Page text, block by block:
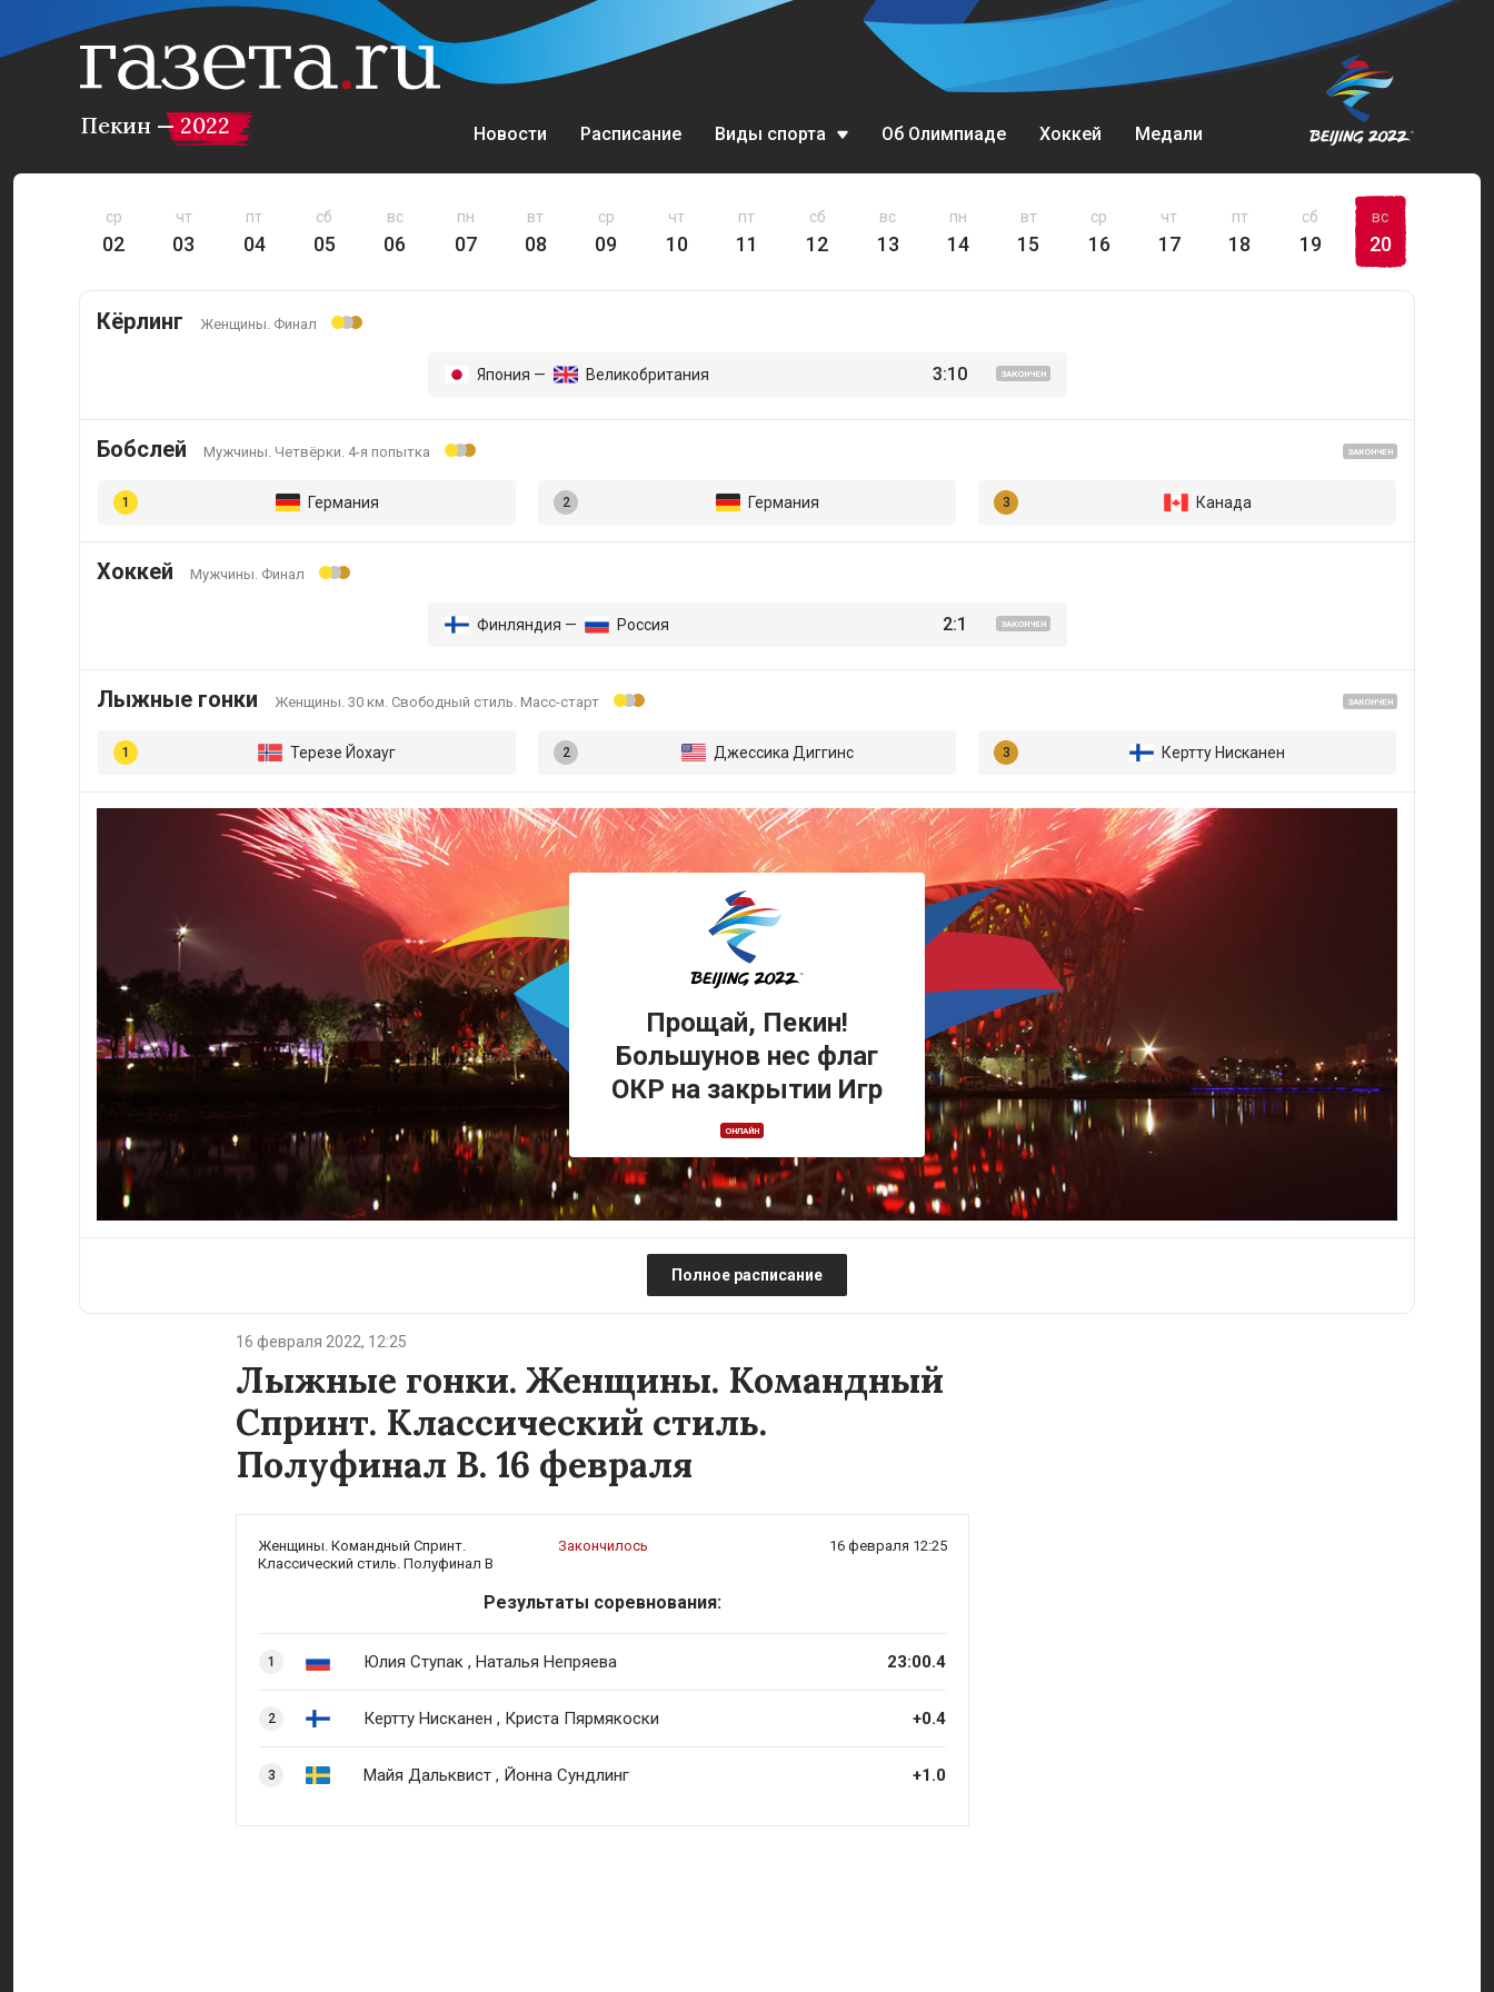
Пекин — 2022 Новости Расписание Виды спорта
Бобслей
Сноуборд
Фигурное катание
Фристайл
Хоккей
Шорт-трек
Об Олимпиаде Хоккей Медали
ср
02
чт
03
пт
04
сб
05
вс
06
пн
07
вт
08
ср
09
чт
10
пт
11
сб
12
вс
13
пн
14
вт
15
ср
16
чт
17
пт
18
сб
19
вс
20
Кёрлинг Женщины. Финал
Япония — Великобритания 3:10 ЗАКОНЧЕН
Бобслей Мужчины. Четвёрки. 4-я попытка ЗАКОНЧЕН
Германия Германия Канада
Хоккей Мужчины. Финал
Финляндия — Россия 2:1 ЗАКОНЧЕН
Лыжные гонки Женщины. 30 км. Свободный стиль. Масс-старт ЗАКОНЧЕН
Терезе Йохауг Джессика Диггинс Кертту Нисканен
Прощай, Пекин!
Большунов нес флаг
ОКР на закрытии Игр
ОНЛАЙН
Полное расписание
16 февраля 2022, 12:25
Лыжные гонки. Женщины. Командный
Спринт. Классический стиль.
Полуфинал B. 16 февраля
Женщины. Командный Спринт.
Классический стиль. Полуфинал B
Закончилось 16 февраля 12:25
Результаты соревнования:
1 Юлия Ступак , Наталья Непряева 23:00.4
2 Кертту Нисканен , Криста Пярмякоски +0.4
3 Майя Дальквист , Йонна Сундлинг +1.0